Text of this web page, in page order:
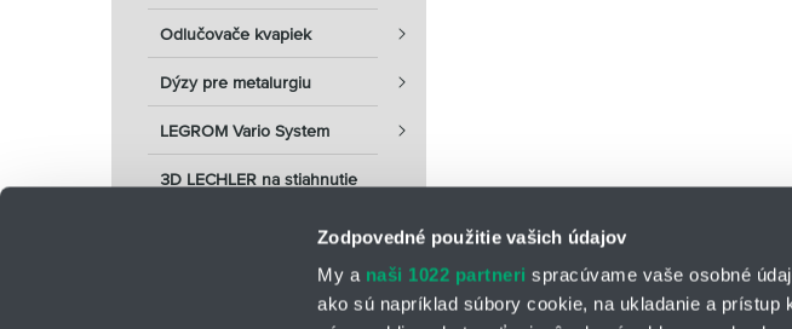
Zodpovedné použitie vašich údajov
My a naši 1022 partneri spracúvame vaše osobné
ako sú napríklad súbory cookie, na ukladanie a
Odlučovače kvapiek
Dýzy pre metalurgiu
LEGROM Vario System
3D LECHLER na stiahnutie